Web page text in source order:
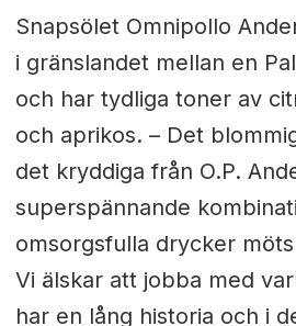
Snapsölet Omnipollo
i gränslandet mellan en
och har tydliga toner av
och aprikos. – Det
det kryddiga från O.P.
superspännande
omsorgsfulla drycker
Vi älskar att jobba med
har en lång historia och i